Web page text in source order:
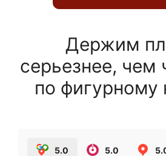
Держим
серьезнее, чем
по фигурному
5.0 5.0